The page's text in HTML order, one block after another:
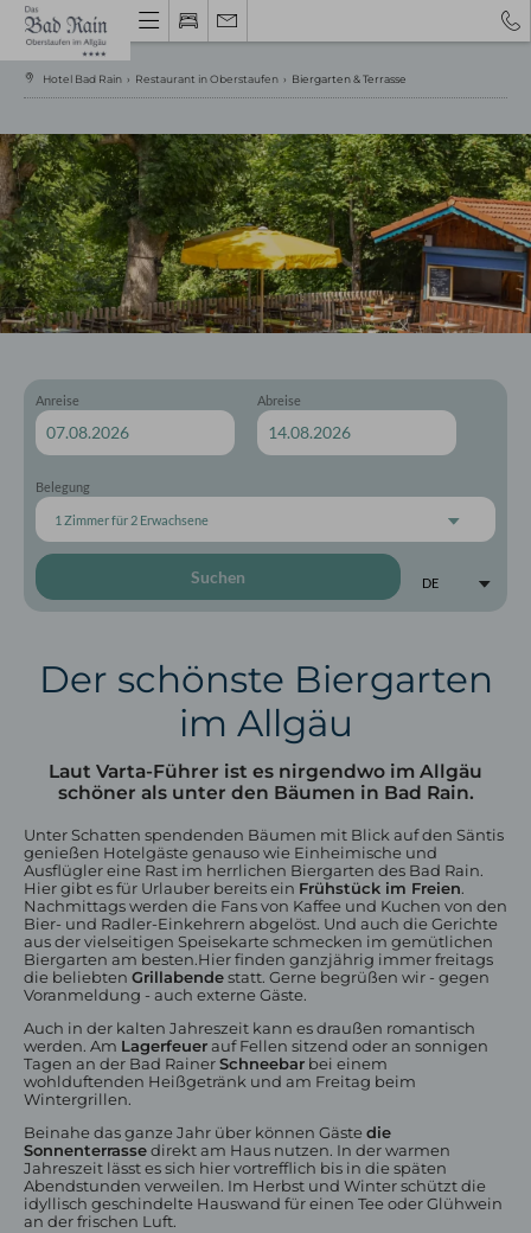
Gutschein
Hotel Oberstaufen
Bewertungen
Impressionen
Wissenswertes
Nachhaltigkeit
Kategorien
Inklusivleistungen
Angebote
Restaurant in Oberstaufen
Gasträume
Biergarten & Terrasse
Speisekarte
Frühstück
Feiern
Hotel Bad Rain › Restaurant in Oberstaufen › Biergarten & Terrasse
Anreise Abreise
Belegung
1 Zimmerfür 2 Erwachsene
Suchen DE
Der schönste Biergarten
im Allgäu
Laut Varta-Führer ist es nirgendwo im Allgäu
schöner als unter den Bäumen in Bad Rain.
Unter Schatten spendenden Bäumen mit Blick auf den Säntis
genießen Hotelgäste genauso wie Einheimische und
Ausflügler eine Rast im herrlichen Biergarten des Bad Rain.
Hier gibt es für Urlauber bereits ein Frühstück im Freien.
Nachmittags werden die Fans von Kaffee und Kuchen von den
Bier- und Radler-Einkehrern abgelöst. Und auch die Gerichte
aus der vielseitigen Speisekarte schmecken im gemütlichen
Biergarten am besten.Hier finden ganzjährig immer freitags
die beliebten Grillabendestatt. Gerne begrüßen wir - gegen
Voranmeldung - auch externe Gäste.
Auch in der kalten Jahreszeit kann es draußen romantisch
werden. Am Lagerfeuerauf Fellen sitzend oder an sonnigen
Tagen an der Bad RainerSchneebar bei einem
wohlduftenden Heißgetränk und am Freitag beim
Wintergrillen.
Beinahe das ganze Jahr über können Gästedie
Sonnenterrassedirekt am Haus nutzen. In der warmen
Jahreszeit lässt es sich hier vortrefflich bis in die späten
Abendstunden verweilen. Im Herbst und Winter schützt die
idyllisch geschindelte Hauswand für einen Tee oder Glühwein
an der frischen Luft.